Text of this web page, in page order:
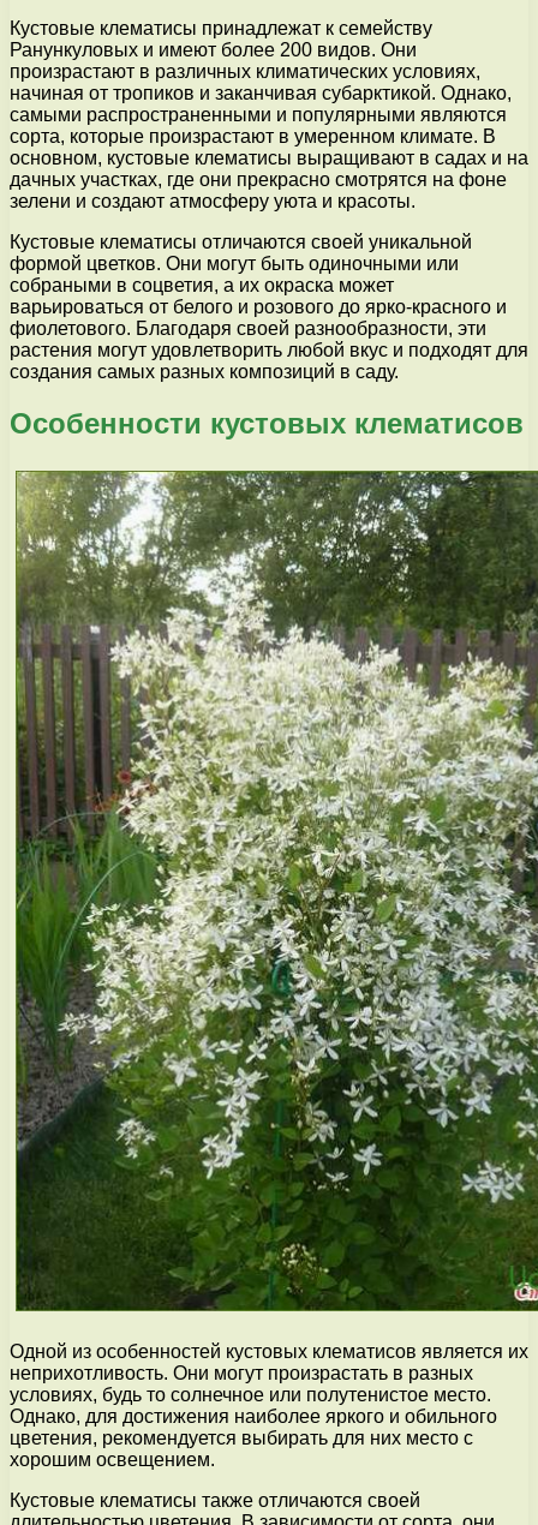
Кустовые клематисы принадлежат к семейству
Ранункуловых и имеют более 200 видов. Они
произрастают в различных климатических условиях,
начиная от тропиков и заканчивая субарктикой. Однако,
самыми распространенными и популярными являются
сорта, которые произрастают в умеренном климате. В
основном, кустовые клематисы выращивают в садах и на
дачных участках, где они прекрасно смотрятся на фоне
зелени и создают атмосферу уюта и красоты.
Кустовые клематисы отличаются своей уникальной
формой цветков. Они могут быть одиночными или
собраными в соцветия, а их окраска может
варьироваться от белого и розового до ярко-красного и
фиолетового. Благодаря своей разнообразности, эти
растения могут удовлетворить любой вкус и подходят для
создания самых разных композиций в саду.
Особенности кустовых клематисов
Одной из особенностей кустовых клематисов является их
неприхотливость. Они могут произрастать в разных
условиях, будь то солнечное или полутенистое место.
Однако, для достижения наиболее яркого и обильного
цветения, рекомендуется выбирать для них место с
хорошим освещением.
Кустовые клематисы также отличаются своей